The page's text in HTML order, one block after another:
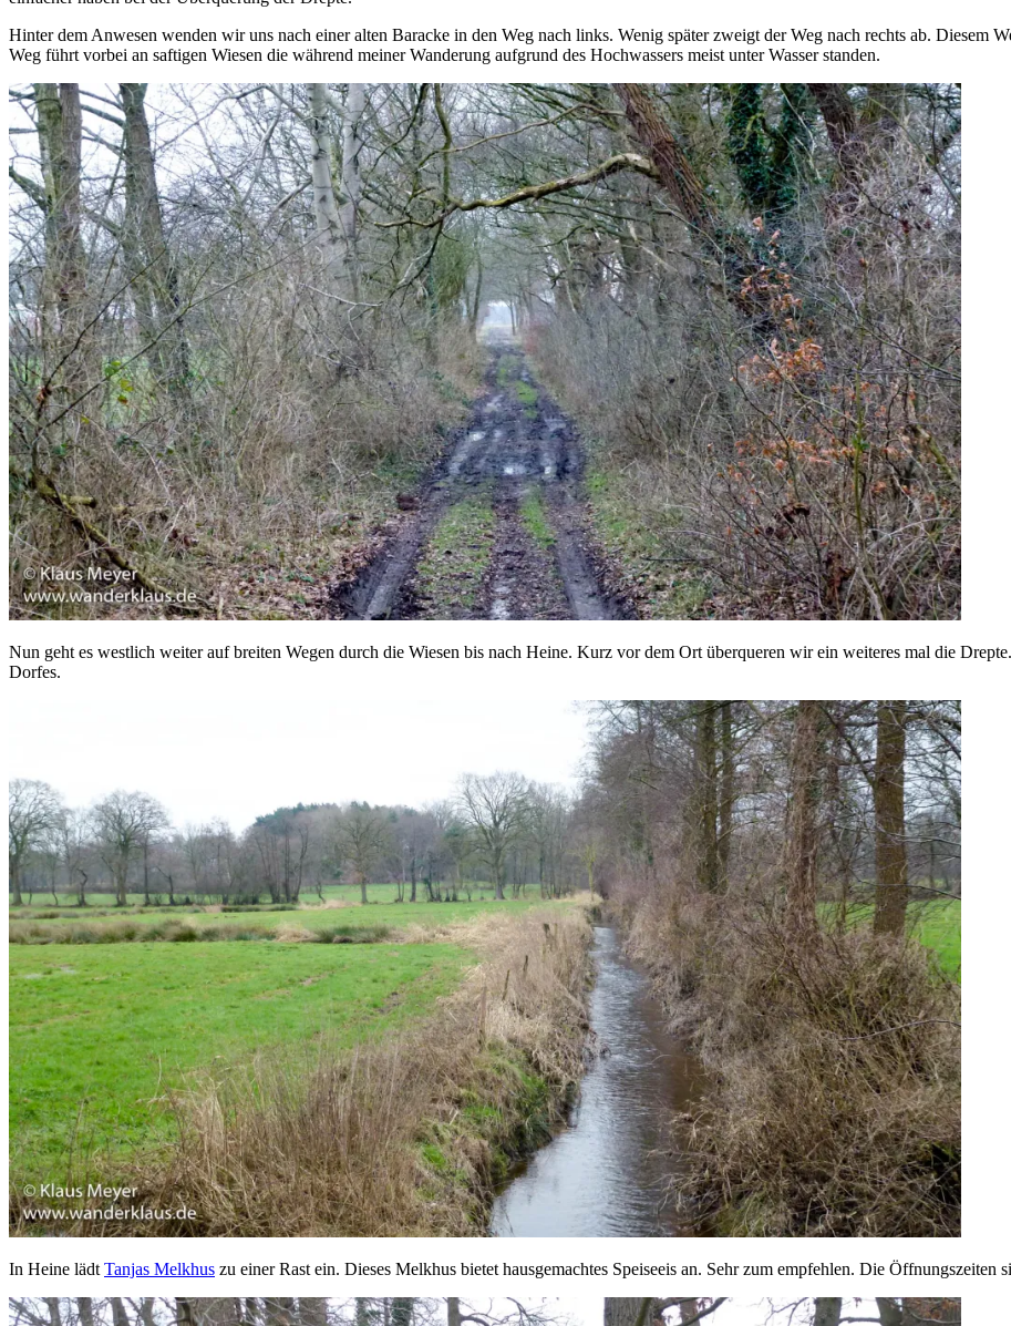
Hinter dem Anwesen wenden wir uns nach einer alten Baracke in den Weg nach links. Wenig später zweigt der Weg nach rechts ab. Diesem
Weg führt vorbei an saftigen Wiesen die während meiner Wanderung aufgrund des Hochwassers meist unter Wasser standen.
Nun geht es westlich weiter auf breiten Wegen durch die Wiesen bis nach Heine. Kurz vor dem Ort überqueren wir ein weiteres mal die
Dorfes.
In Heine lädtTanjas Melkhus zu einer Rast ein. Dieses Melkhus bietet hausgemachtes Speiseeis an. Sehr zum empfehlen. Die